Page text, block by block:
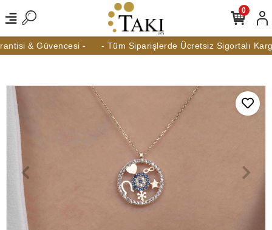
& Güvencesi - - Tüm Siparişlerde Ücretsiz Sigortalı Kargo -
0